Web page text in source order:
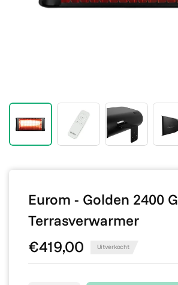
Eurom - Golden 2400
Terrasverwarmer
€419,00 Uitverkocht